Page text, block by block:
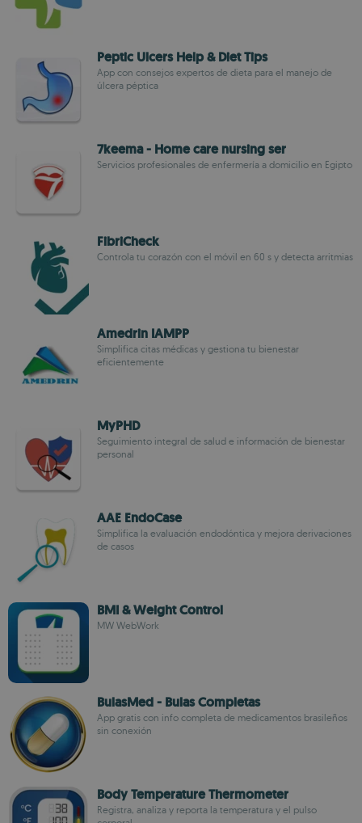
Peptic Ulcers Help & Diet Tips
App con consejos expertos de dieta para el manejo de
úlcera péptica
7keema - Home care nursing ser
Servicios profesionales de enfermería a domicilio en Egipto
FibriCheck
Controla tu corazón con el móvil en 60 s y detecta arritmias
Amedrin IAMPP
Simplifica citas médicas y gestiona tu bienestar
eficientemente
MyPHD
Seguimiento integral de salud e información de bienestar
personal
AAE EndoCase
Simplifica la evaluación endodóntica y mejora derivaciones
de casos
BMI & Weight Control
MW WebWork
BulasMed - Bulas Completas
App gratis con info completa de medicamentos brasileños
sin conexión
Body Temperature Thermometer
Registra, analiza y reporta la temperatura y el pulso